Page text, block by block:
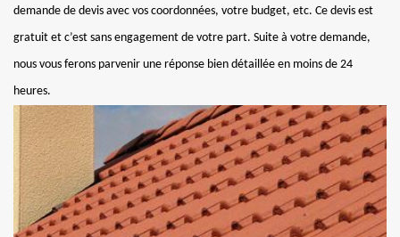
demande de devis avec vos coordonnées, votre budget, etc. Ce devis est
gratuit et c’est sans engagement de votre part. Suite à votre demande,
nous vous ferons parvenir une réponse bien détaillée en moins de 24
heures.